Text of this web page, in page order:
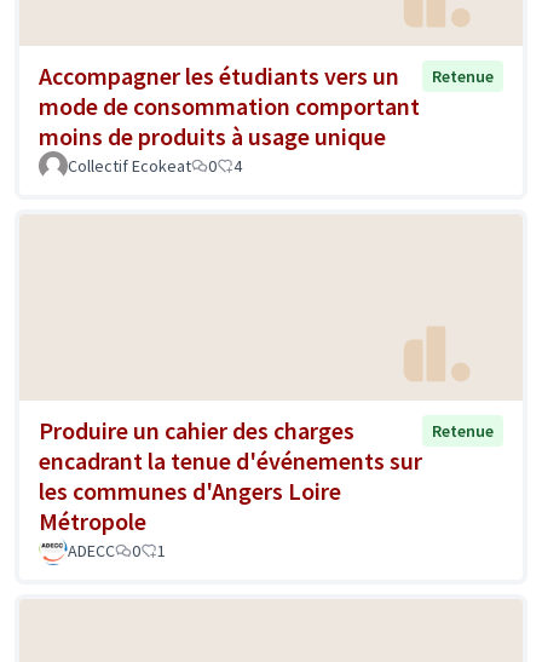
Accompagner les étudiants vers un
mode de consommation comportant
moins de produits à usage unique
Retenue
Collectif Ecokeat 0 4
Produire un cahier des charges
encadrant la tenue d'événements sur
les communes d'Angers Loire
Métropole
Retenue
ADECC 0 1